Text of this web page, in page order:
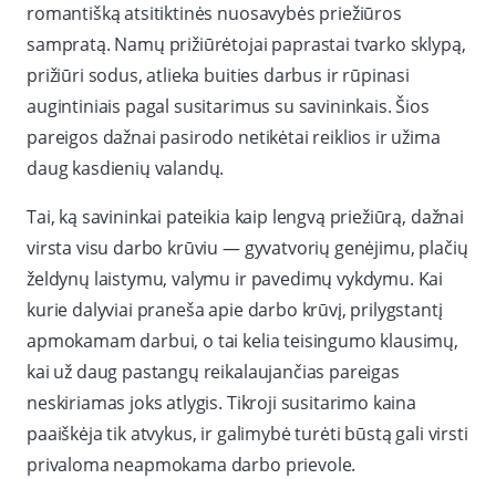
romantišką atsitiktinės nuosavybės priežiūros
sampratą. Namų prižiūrėtojai paprastai tvarko sklypą,
prižiūri sodus, atlieka buities darbus ir rūpinasi
augintiniais pagal susitarimus su savininkais. Šios
pareigos dažnai pasirodo netikėtai reiklios ir užima
daug kasdienių valandų.
Tai, ką savininkai pateikia kaip lengvą priežiūrą, dažnai
virsta visu darbo krūviu — gyvatvorių genėjimu, plačių
želdynų laistymu, valymu ir pavedimų vykdymu. Kai
kurie dalyviai praneša apie darbo krūvį, prilygstantį
apmokamam darbui, o tai kelia teisingumo klausimų,
kai už daug pastangų reikalaujančias pareigas
neskiriamas joks atlygis. Tikroji susitarimo kaina
paaiškėja tik atvykus, ir galimybė turėti būstą gali virsti
privaloma neapmokama darbo prievole.